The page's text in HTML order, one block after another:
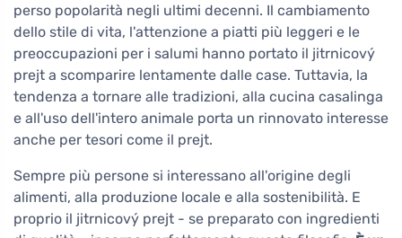
perso popolarità negli ultimi decenni. Il cambiamento
dello stile di vita, l'attenzione a piatti più leggeri e le
preoccupazioni per i salumi hanno portato il jitrnicový
prejt a scomparire lentamente dalle case. Tuttavia, la
tendenza a tornare alle tradizioni, alla cucina casalinga
e all'uso dell'intero animale porta un rinnovato interesse
anche per tesori come il prejt.
Sempre più persone si interessano all'origine degli
alimenti, alla produzione locale e alla sostenibilità. E
proprio il jitrnicový prejt - se preparato con ingredienti